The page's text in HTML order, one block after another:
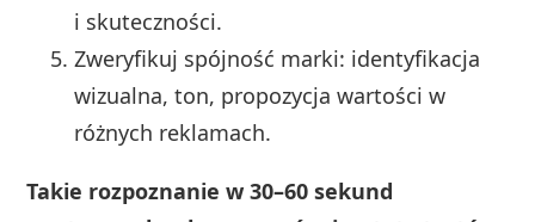
i skuteczności.
Zweryfikuj spójność marki: identyfikacja
wizualna, ton, propozycja wartości w
różnych reklamach.
Takie rozpoznanie w 30–60 sekund